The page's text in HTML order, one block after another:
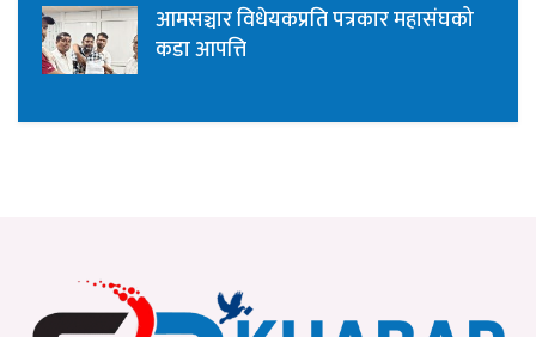
आमसञ्चार विधेयकप्रति पत्रकार महासंघको
कडा आपत्ति